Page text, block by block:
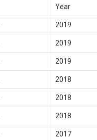
Year
2019
2019
2019
2018
2018
2018
2017